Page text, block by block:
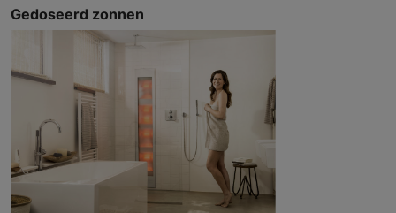
Gedoseerd zonnen